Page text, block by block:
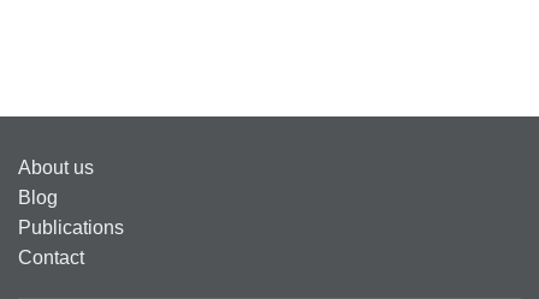
About us
Blog
Publications
Contact